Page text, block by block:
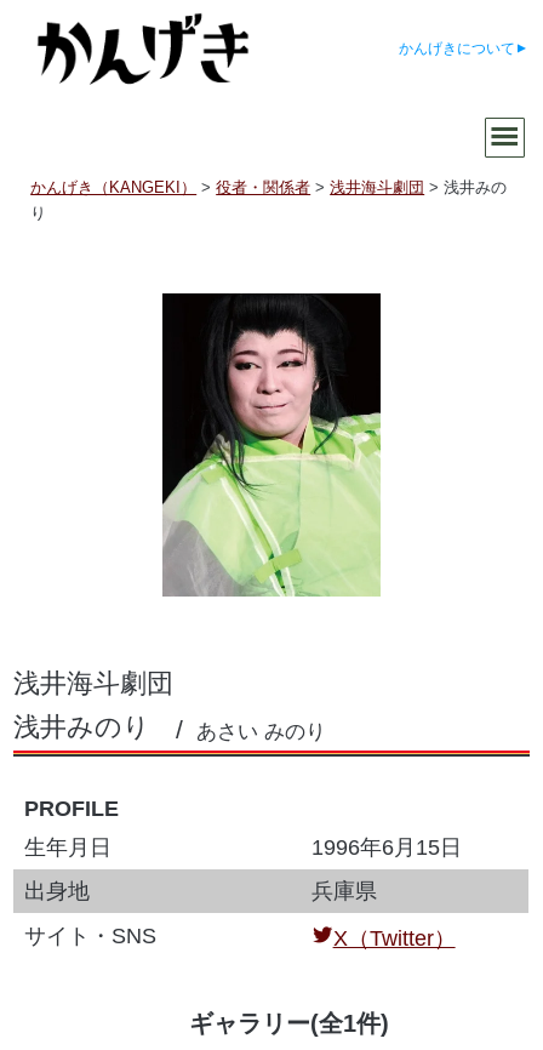
かんげきについて
かんげき（KANGEKI） >役者・関係者 >浅井海斗劇団 >浅井みの
り
浅井海斗劇団
浅井みのり
あさい みのり
PROFILE
生年月日
1996年6月15日
出身地
兵庫県
サイト・SNS
X（Twitter）
ギャラリー(全1件)